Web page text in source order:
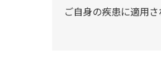
ご自身の疾患に適用